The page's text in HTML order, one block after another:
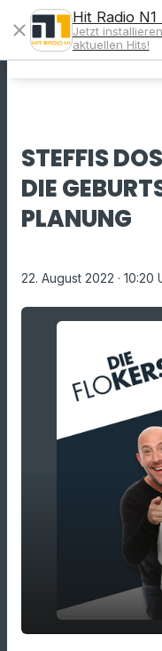
STEFFIS
DIE
PLANUNG
22. August 2022 · 10:20
close
Hit Radio
Jetzt
aktuellen Hits!